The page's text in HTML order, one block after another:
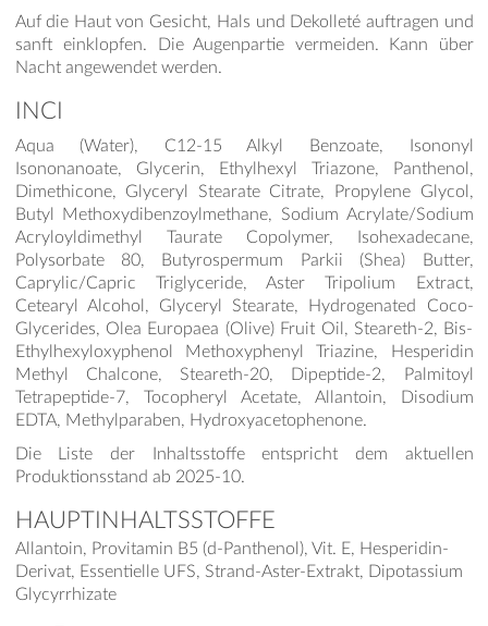
Auf die Haut von Gesicht, Hals und Dekolleté auftragen und
sanft einklopfen. Die Augenpartie vermeiden. Kann über
Nacht angewendet werden.
INCI
Aqua (Water), C12-15 Alkyl Benzoate, Isononyl
Isononanoate, Glycerin, Ethylhexyl Triazone, Panthenol,
Dimethicone, Glyceryl Stearate Citrate, Propylene Glycol,
Butyl Methoxydibenzoylmethane, Sodium Acrylate/Sodium
Acryloyldimethyl Taurate Copolymer, Isohexadecane,
Polysorbate 80, Butyrospermum Parkii (Shea) Butter,
Caprylic/Capric Triglyceride, Aster Tripolium Extract,
Cetearyl Alcohol, Glyceryl Stearate, Hydrogenated Coco-
Glycerides, Olea Europaea (Olive) Fruit Oil, Steareth-2, Bis-
Ethylhexyloxyphenol Methoxyphenyl Triazine, Hesperidin
Methyl Chalcone, Steareth-20, Dipeptide-2, Palmitoyl
Tetrapeptide-7, Tocopheryl Acetate, Allantoin, Disodium
EDTA, Methylparaben, Hydroxyacetophenone.
Die Liste der Inhaltsstoffe entspricht dem aktuellen
Produktionsstand ab 2025-10.
HAUPTINHALTSSTOFFE
Allantoin, Provitamin B5 (d-Panthenol), Vit. E, Hesperidin-
Derivat, Essentielle UFS, Strand-Aster-Extrakt, Dipotassium
Glycyrrhizate